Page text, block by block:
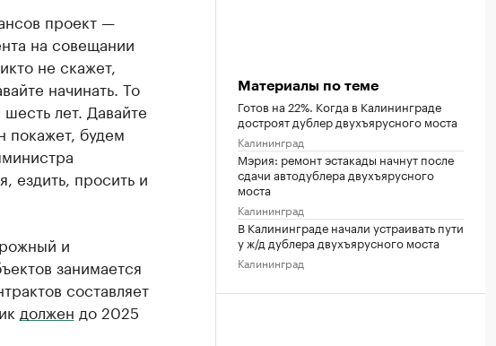
проект —
на совещании
не скажет,
начинать. То
лет. Давайте
покажет, будем
ездить, просить и
и
занимается
составляет
должен до 2025
Материалы по теме
Готов на 22%. Когда в Калининграде
достроят дублер двухъярусного моста
Калининград
Мэрия: ремонт эстакады начнут после
сдачи автодублера двухъярусного
моста
Калининград
В Калининграде начали устраивать пути
у ж/д дублера двухъярусного моста
Калининград